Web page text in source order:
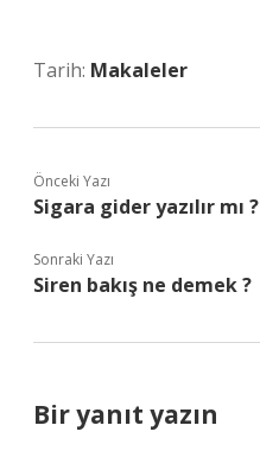
Tarih: Makaleler
Önceki Yazı
Sigara gider yazılır mı ?
Sonraki Yazı
Siren bakış ne demek ?
Bir yanıt yazın